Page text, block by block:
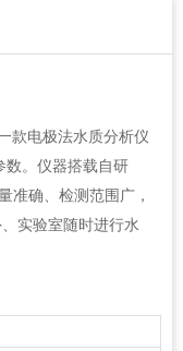
款电极法水质分析仪
数。仪器搭载自研
准确、检测范围广，
实验室随时进行水